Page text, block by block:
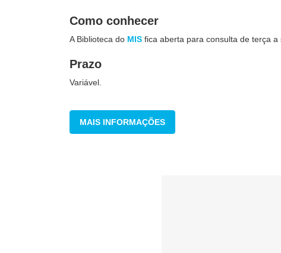
Como conhecer
A Biblioteca do MIS fica aberta para consulta de terça
Prazo
Variável.
MAIS INFORMAÇÕES